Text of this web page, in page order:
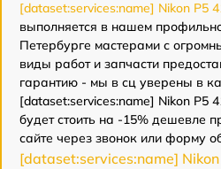
[dataset:services:name] Nikon P5
выполняется в нашем
Петербурге мастерами с
виды работ и запчасти
гарантию - мы в сц уверены в
[dataset:services:name] Nikon P5
будет стоить на -15% дешевле
сайте через звонок или форму
[dataset:services:name]